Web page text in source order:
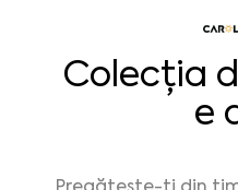
Colecția
e